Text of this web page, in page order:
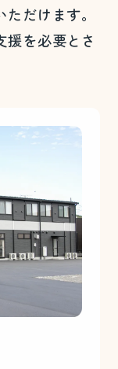
だけます。
を必要とさ